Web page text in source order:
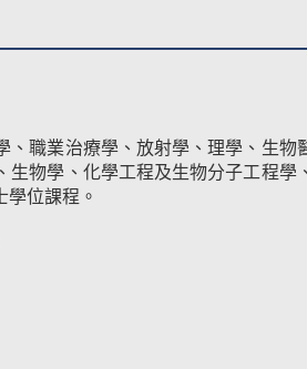
職業治療學、放射學、理學、生物
物學、化學工程及生物分子工程學
位課程。